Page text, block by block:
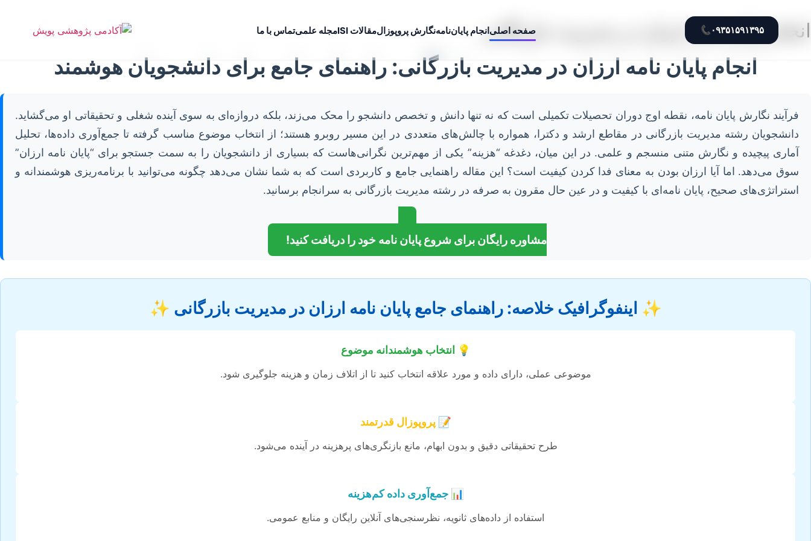
۰۹۳۵۱۵۹۱۳۹۵ 📞 صفحه اصلی انجام پایان‌نامهنگارش پروپوزالمقالات ISI مجله علمیتماس با ما انجام پایان نامه ارزان در مدیریت بازرگانی
انجام پایان نامه ارزان در مدیریت بازرگانی: راهنمای جامع برای دانشجویان هوشمند
فرآیند نگارش پایان نامه، نقطه اوج دوران تحصیلات تکمیلی است که نه تنها دانش و تخصص دانشجو را محک می‌زند، بلکه دروازه‌ای به سوی آینده شغلی و تحقیقاتی او می‌گشاید.
دانشجویان رشته مدیریت بازرگانی در مقاطع ارشد و دکترا، همواره با چالش‌های متعددی در این مسیر روبرو هستند؛ از انتخاب موضوع مناسب گرفته تا جمع‌آوری داده‌ها، تحلیل
آماری پیچیده و نگارش متنی منسجم و علمی. در این میان، دغدغه “هزینه” یکی از مهم‌ترین نگرانی‌هاست که بسیاری از دانشجویان را به سمت جستجو برای “پایان نامه ارزان”
سوق می‌دهد. اما آیا ارزان بودن به معنای فدا کردن کیفیت است؟ این مقاله راهنمایی جامع و کاربردی است که به شما نشان می‌دهد چگونه می‌توانید با برنامه‌ریزی هوشمندانه و
استراتژی‌های صحیح، پایان نامه‌ای با کیفیت و در عین حال مقرون به صرفه در رشته مدیریت بازرگانی به سرانجام برسانید.
مشاوره رایگان برای شروع پایان نامه خود را دریافت کنید!
✨ اینفوگرافیک خلاصه: راهنمای جامع پایان نامه ارزان در مدیریت بازرگانی ✨
💡 انتخاب هوشمندانه موضوع
موضوعی عملی، دارای داده و مورد علاقه انتخاب کنید تا از اتلاف زمان و هزینه جلوگیری شود.
📝 پروپوزال قدرتمند
طرح تحقیقاتی دقیق و بدون ابهام، مانع بازنگری‌های پرهزینه در آینده می‌شود.
📊 جمع‌آوری داده کم‌هزینه
استفاده از داده‌های ثانویه، نظرسنجی‌های آنلاین رایگان و منابع عمومی.